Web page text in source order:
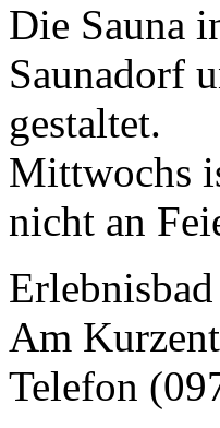
Die Sauna
Saunadorf
gestaltet.
Mittwochs
nicht an
Erlebnisbad
Am
Telefon